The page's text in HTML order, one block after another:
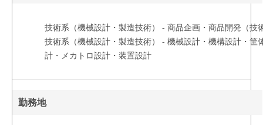
技術系（機械設計・製造技術） - 商品企画・商品開発（技
技術系（機械設計・製造技術） - 機械設計・機構設計・筐
計・メカトロ設計・装置設計
勤務地